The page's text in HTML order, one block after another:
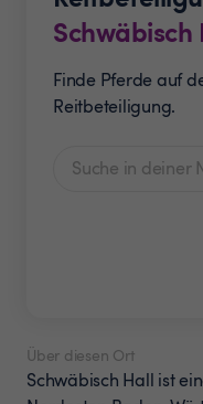
Schwäbisch
Finde Pferde auf
Reitbeteiligung.
Über diesen Ort
Schwäbisch Hall ist